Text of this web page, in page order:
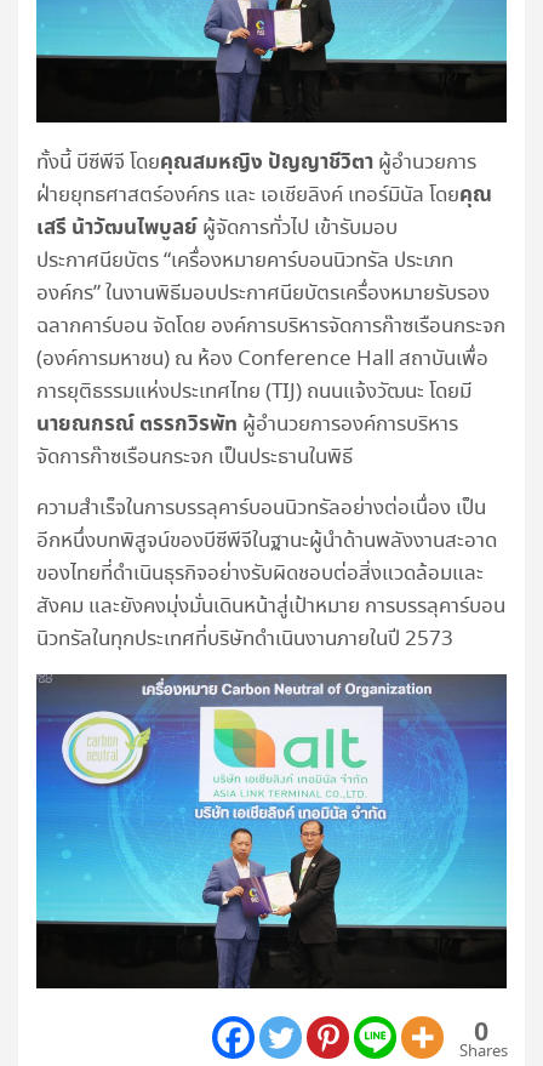
ทั้งนี้ บีซีพีจี โดยคุณสมหญิง ปัญญาชีวิตา ผู้อำนวยการ
ฝ่ายยุทธศาสตร์องค์กร และ เอเชียลิงค์ เทอร์มินัล โดยคุณ
เสรี น้าวัฒนไพบูลย์ ผู้จัดการทั่วไป เข้ารับมอบ
ประกาศนียบัตร “เครื่องหมายคาร์บอนนิวทรัล ประเภท
องค์กร” ในงานพิธีมอบประกาศนียบัตรเครื่องหมายรับรอง
ฉลากคาร์บอน จัดโดย องค์การบริหารจัดการก๊าซเรือนกระจก
(องค์การมหาชน) ณ ห้อง Conference Hall สถาบันเพื่อ
การยุติธรรมแห่งประเทศไทย (TIJ) ถนนแจ้งวัฒนะ โดยมี
นายณกรณ์ ตรรกวิรพัท ผู้อำนวยการองค์การบริหาร
จัดการก๊าซเรือนกระจก เป็นประธานในพิธี
ความสำเร็จในการบรรลุคาร์บอนนิวทรัลอย่างต่อเนื่อง เป็น
อีกหนึ่งบทพิสูจน์ของบีซีพีจีในฐานะผู้นำด้านพลังงานสะอาด
ของไทยที่ดำเนินธุรกิจอย่างรับผิดชอบต่อสิ่งแวดล้อมและ
สังคม และยังคงมุ่งมั่นเดินหน้าสู่เป้าหมาย การบรรลุคาร์บอน
นิวทรัลในทุกประเทศที่บริษัทดำเนินงานภายในปี 2573
0
Shares